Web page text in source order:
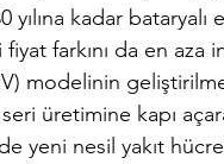
yılına kadar
fiyat farkını da en
modelinin
seri üretimine kapı
yeni nesil yakıt